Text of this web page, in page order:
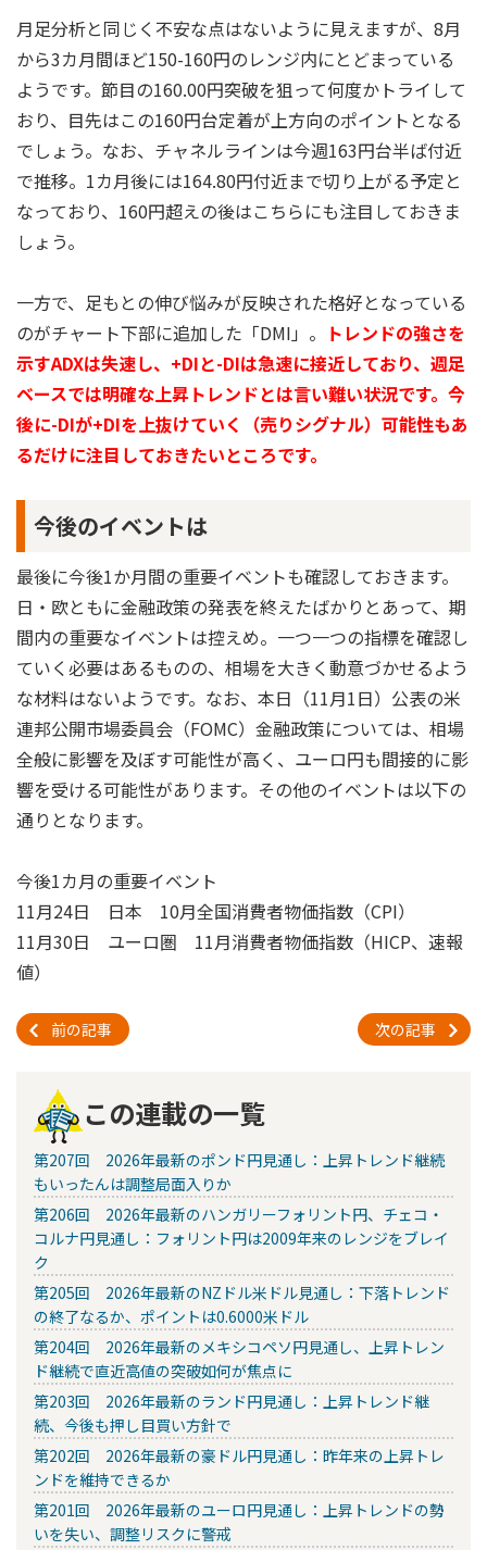
月足分析と同じく不安な点はないように見えますが、8月
から3カ月間ほど150-160円のレンジ内にとどまっている
ようです。節目の160.00円突破を狙って何度かトライして
おり、目先はこの160円台定着が上方向のポイントとなる
でしょう。なお、チャネルラインは今週163円台半ば付近
で推移。1カ月後には164.80円付近まで切り上がる予定と
なっており、160円超えの後はこちらにも注目しておきま
しょう。
一方で、足もとの伸び悩みが反映された格好となっている
のがチャート下部に追加した「DMI」。 トレンドの強さを
示すADXは失速し、+DIと-DIは急速に接近しており、週足
ベースでは明確な上昇トレンドとは言い難い状況です。今
後に-DIが+DIを上抜けていく（売りシグナル）可能性もあ
るだけに注目しておきたいところです。
今後のイベントは
最後に今後1か月間の重要イベントも確認しておきます。
日・欧ともに金融政策の発表を終えたばかりとあって、期
間内の重要なイベントは控えめ。一つ一つの指標を確認し
ていく必要はあるものの、相場を大きく動意づかせるよう
な材料はないようです。なお、本日（11月1日）公表の米
連邦公開市場委員会（FOMC）金融政策については、相場
全般に影響を及ぼす可能性が高く、ユーロ円も間接的に影
響を受ける可能性があります。その他のイベントは以下の
通りとなります。
今後1カ月の重要イベント
11月24日 日本 10月全国消費者物価指数（CPI）
11月30日 ユーロ圏 11月消費者物価指数（HICP、速報
値）
前の記事 次の記事
この連載の一覧
第207回 2026年最新のポンド円見通し：上昇トレンド継続
もいったんは調整局面入りか
第206回 2026年最新のハンガリーフォリント円、チェコ・
コルナ円見通し：フォリント円は2009年来のレンジをブレイ
ク
第205回 2026年最新のNZドル米ドル見通し：下落トレンド
の終了なるか、ポイントは0.6000米ドル
第204回 2026年最新のメキシコペソ円見通し、上昇トレン
ド継続で直近高値の突破如何が焦点に
第203回 2026年最新のランド円見通し：上昇トレンド継
続、今後も押し目買い方針で
第202回 2026年最新の豪ドル円見通し：昨年来の上昇トレ
ンドを維持できるか
第201回 2026年最新のユーロ円見通し：上昇トレンドの勢
いを失い、調整リスクに警戒